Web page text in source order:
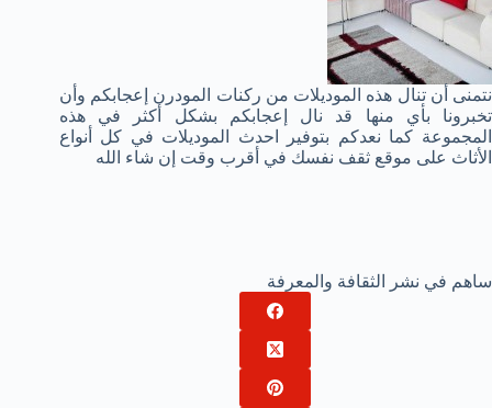
نتمنى أن تنال هذه الموديلات من ركنات المودرن إعجابكم وأن
تخبرونا بأي منها قد نال إعجابكم بشكل أكثر في هذه
المجموعة كما نعدكم بتوفير احدث الموديلات في كل أنواع
الأثاث على موقع ثقف نفسك في أقرب وقت إن شاء الله
ساهم في نشر الثقافة والمعرفة